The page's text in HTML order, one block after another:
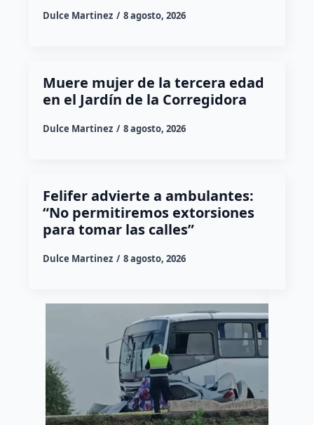
Dulce Martinez 8 agosto, 2026
Muere mujer de la tercera edad
en el Jardín de la Corregidora
Dulce Martinez 8 agosto, 2026
Felifer advierte a ambulantes:
“No permitiremos extorsiones
para tomar las calles”
Dulce Martinez 8 agosto, 2026